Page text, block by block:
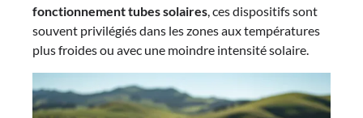
fonctionnement tubes solaires, ces dispositifs sont
souvent privilégiés dans les zones aux températures
plus froides ou avec une moindre intensité solaire.